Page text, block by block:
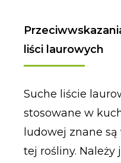
liści laurowych
Suche liście
stosowane w
ludowej znane są
tej rośliny. Należy